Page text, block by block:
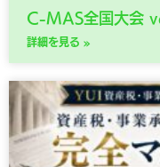
C-MAS全国大会
詳細を見る »